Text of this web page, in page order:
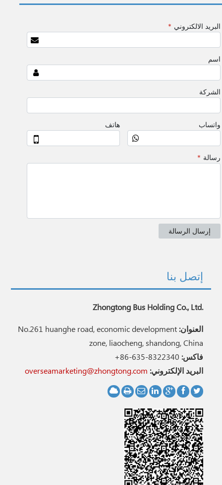
إتصل بنا
Zhongtong Bus Holding Co., Ltd.
العنوان: No.261 huanghe road, economic development
zone, liaocheng, shandong, China
فاكس: +86-635-8322340
البريد الإلكتروني: overseamarketing@zhongtong.com